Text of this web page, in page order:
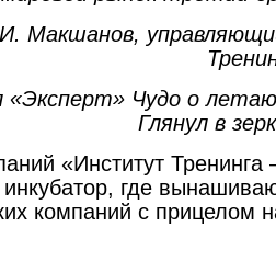
Макшанов,
«Эксперт» Чудо о
Глянул в
«Институт
инкубатор, где
компаний с прицелом